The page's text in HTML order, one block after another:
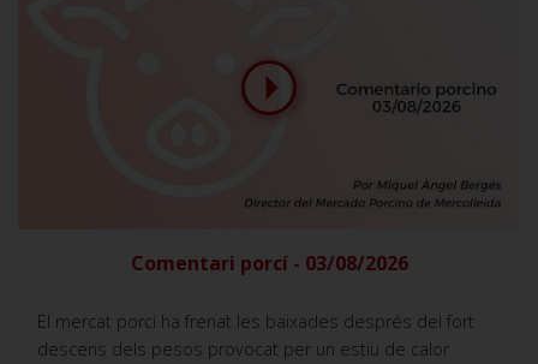
Comentari porcí - 03/08/2026
El mercat porcí ha frenat les baixades després del fort
descens dels pesos provocat per un estiu de calor